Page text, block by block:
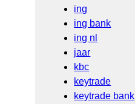
ing
ing bank
ing nl
jaar
kbc
keytrade
keytrade bank